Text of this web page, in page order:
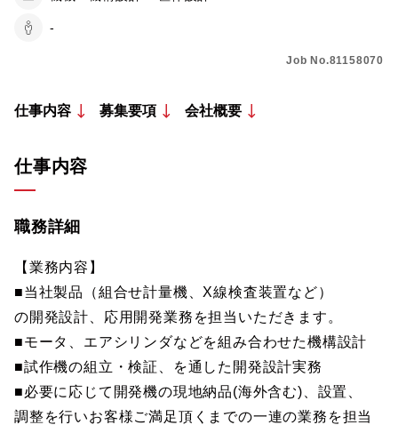
-
Job No.81158070
仕事内容 募集要項 会社概要
仕事内容
職務詳細
【業務内容】
■当社製品（組合せ計量機、X線検査装置など）
の開発設計、応用開発業務を担当いただきます。
■モータ、エアシリンダなどを組み合わせた機構設計
■試作機の組立・検証、を通した開発設計実務
■必要に応じて開発機の現地納品(海外含む)、設置、
調整を行いお客様ご満足頂くまでの一連の業務を担当